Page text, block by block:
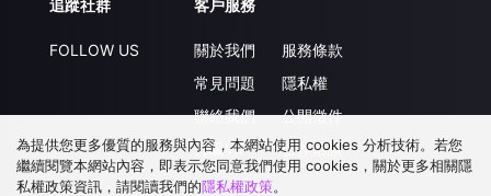
追蹤社群
FOLLOW US
客戶服務
關於我們
常見問題
聯絡我們
升級VIP
服務條款
隱私權
公開徵件
合作洽談
為提供您更多優質的服務與內容，本網站使用 cookies 分析技術。若您
繼續閱覽本網站內容，即表示您同意我們使用 cookies，關於更多相關隱
私權政策資訊，請閱讀我們的隱私權政策。